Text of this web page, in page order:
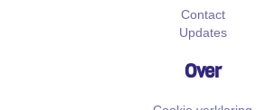
Contact
Updates
Over